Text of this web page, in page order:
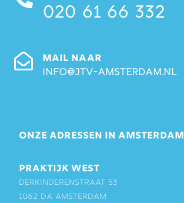
020 61 66 332
MAIL NAAR
info@jtv-amsterdam.nl
ONZE ADRESSEN IN AMSTERDAM
PRAKTIJK WEST
Derkinderenstraat 53
1062 DA Amsterdam